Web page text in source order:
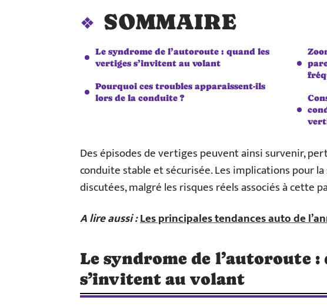
SOMMAIRE
Le syndrome de l’autoroute : quand les
vertiges s’invitent au volant
Pourquoi ces troubles apparaissent-ils
lors de la conduite ?
Des épisodes de vertiges peuvent ainsi survenir,
conduite stable et sécurisée. Les implications pour
discutées, malgré les risques réels associés à cette
A lire aussi :Les principales tendances auto de
Le syndrome de l’autoroute
s’invitent au volant